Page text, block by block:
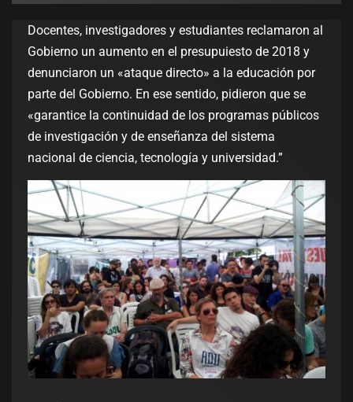
Docentes, investigadores y estudiantes reclamaron al
Gobierno un aumento en el presupuiesto de 2018 y
denunciaron un «ataque directo» a la educación por
parte del Gobierno. En ese sentido, pidieron que se
«garantice la continuidad de los programas públicos
de investigación y de enseñanza del sistema
nacional de ciencia, tecnología y universidad.”